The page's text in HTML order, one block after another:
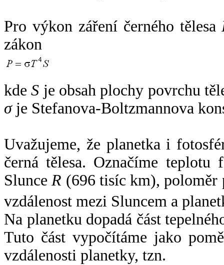
Pro výkon záření černého tělesa
zákon
kdeS je obsah plochy povrchu
σje Stefanova-Boltzmannova
Uvažujeme, že planetka i
černá tělesa. Označíme
SlunceR (696 tisíc km),
vzdálenost mezi Sluncem a
Na planetku dopadá část
Tuto část vypočítáme jako
vzdálenosti planetky, tzn.